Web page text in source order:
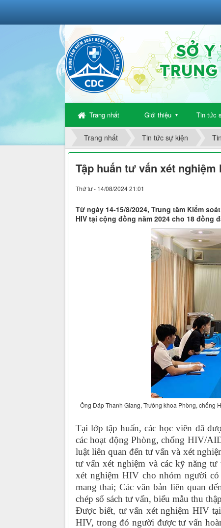
Trang nhất Giới thiệu ▼ Tin tức
Trang nhất Tin tức sự kiện
Tập huấn tư vấn xét
Thứ tư - 14/08/2024 21:01
Từ ngày 14-15/8/2024, Trung tâm Kiểm
HIV tại cộng đồng năm 2024 cho 18
Ông Dáp Thanh Giang, Trưởng khoa Phòng, chống
Tại lớp tập huấn, các học viên đã
các hoạt động Phòng, chống HIV/
luật liên quan đến tư vấn và xét
tư vấn xét nghiệm và các kỹ năng
xét nghiệm HIV cho nhóm người
mang thai; Các văn bản liên quan
chép sổ sách tư vấn, biểu mẫu thu
Được biết, tư vấn xét nghiệm HIV
HIV, trong đó người được tư vấn